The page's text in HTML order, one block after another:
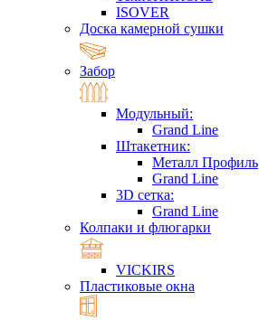
ISOVER
Доска камерной сушки
Забор
Модульный:
Grand Line
Штакетник:
Металл Профиль
Grand Line
3D сетка:
Grand Line
Колпаки и флюгарки
VICKIRS
Пластиковые окна